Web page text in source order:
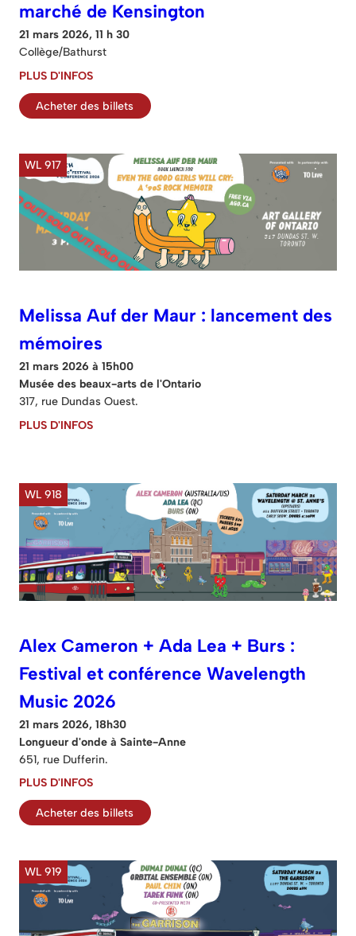
marché de Kensington
21 mars 2026, 11 h 30
Collège/Bathurst
PLUS D'INFOS
Acheter des billets
WL 917
Melissa Auf der Maur : lancement des
mémoires
21 mars 2026 à 15h00
Musée des beaux-arts de l'Ontario
317, rue Dundas Ouest.
PLUS D'INFOS
WL 918
Alex Cameron + Ada Lea + Burs :
Festival et conférence Wavelength
Music 2026
21 mars 2026, 18h30
Longueur d'onde à Sainte-Anne
651, rue Dufferin.
PLUS D'INFOS
Acheter des billets
WL 919